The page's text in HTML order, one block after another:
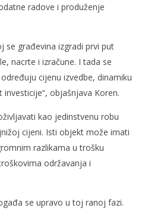
radove i produženje
se građevina izgradi prvi put
nacrte i izračune. I tada se
cijenu izvedbe, dinamiku
objašnjava Koren.
kao jedinstvenu robu
cijeni. Isti objekt može imati
razlikama u trošku
održavanja i
se upravo u toj ranoj fazi.